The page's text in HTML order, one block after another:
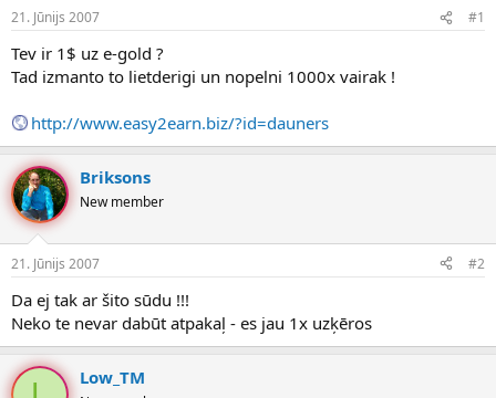
n
u
z
ā
c
ē
j
s
a
u
m
21. Jūnijs 2007 #1
Tev ir 1$ uz e-gold ?
Tad izmanto to lietderigi un nopelni 1000x vairak !
http://www.easy2earn.biz/?id=dauners
Briksons
New member
21. Jūnijs 2007 #2
Da ej tak ar šito sūdu !!!
Neko te nevar dabūt atpakaļ - es jau 1x uzķēros
Low_TM